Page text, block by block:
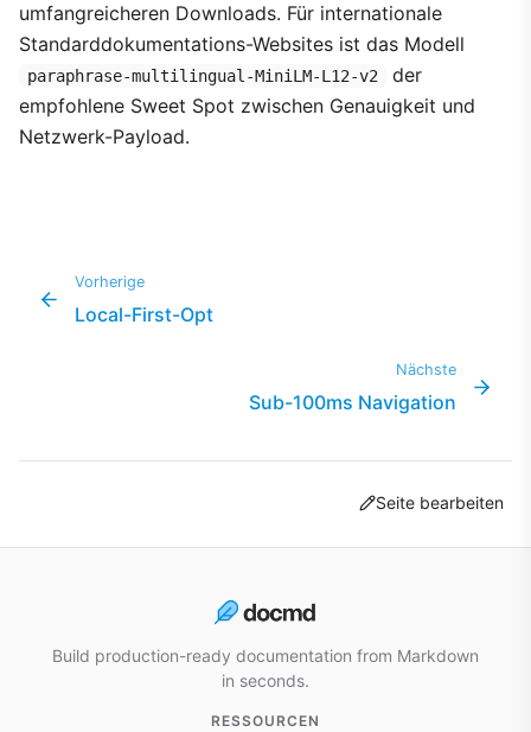
umfangreicheren Downloads. Für internationale
Standarddokumentations-Websites ist das Modell
paraphrase-multilingual-MiniLM-L12-v2
der
empfohlene Sweet Spot zwischen Genauigkeit und
Netzwerk-Payload.
Vorherige
Local-First-Opt
Nächste
Sub-100ms Navigation
Seite bearbeiten
Build production-ready documentation from Markdown
in seconds.
RESSOURCEN